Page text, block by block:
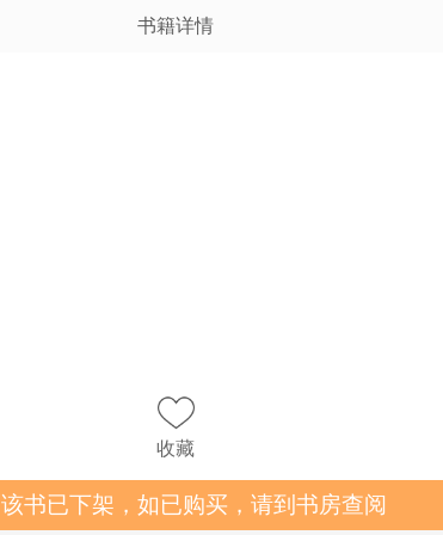
书籍详情
收藏
该书已下架，如已购买，请到书房查阅